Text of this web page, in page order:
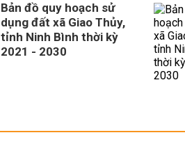
Bản đồ quy hoạch sử
dụng đất xã Giao Thủy,
tỉnh Ninh Bình thời kỳ
2021 - 2030